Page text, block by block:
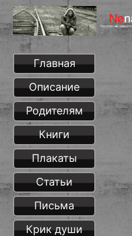
Главная
Описание
Родителям
Книги
Плакаты
Статьи
Письма
Крик души